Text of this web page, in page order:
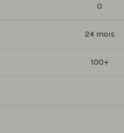
0
24 mois
100+